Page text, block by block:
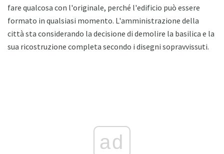
fare qualcosa con l'originale, perché l'edificio può essere
formato in qualsiasi momento. L'amministrazione della
città sta considerando la decisione di demolire la basilica e la
sua ricostruzione completa secondo i disegni sopravvissuti.
ad